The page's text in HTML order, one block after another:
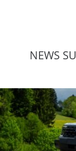
NEWS SU